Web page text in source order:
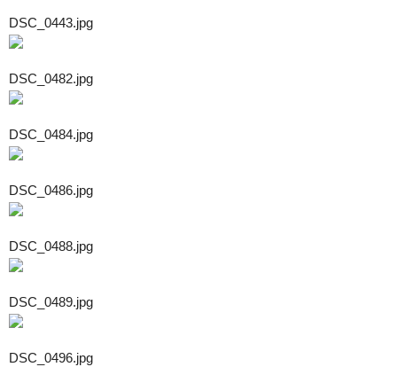
DSC_0443.jpg
DSC_0482.jpg
DSC_0484.jpg
DSC_0486.jpg
DSC_0488.jpg
DSC_0489.jpg
DSC_0496.jpg